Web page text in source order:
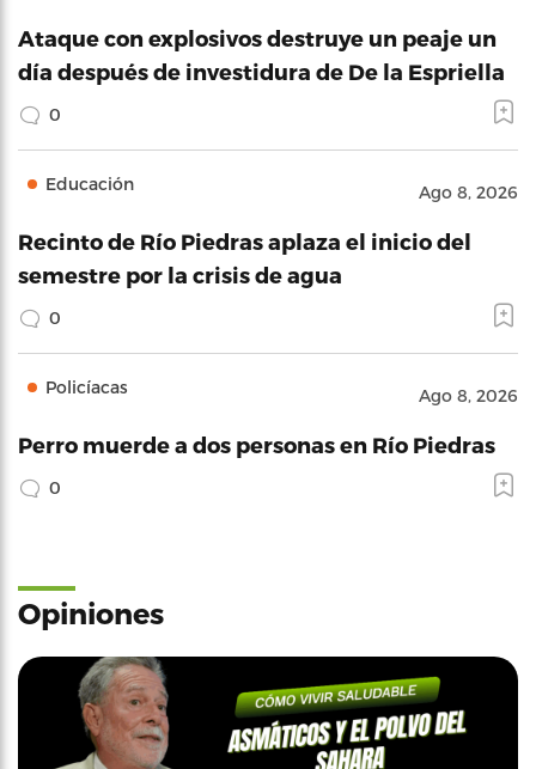
Ataque con explosivos destruye un peaje un
día después de investidura de De la Espriella
0
Educación Ago 8, 2026
Recinto de Río Piedras aplaza el inicio del
semestre por la crisis de agua
0
Policíacas Ago 8, 2026
Perro muerde a dos personas en Río Piedras
0
Opiniones